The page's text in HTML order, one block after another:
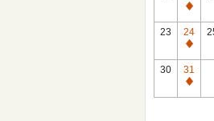
日
休
館
日
23
24
休
館
日
30
31
休